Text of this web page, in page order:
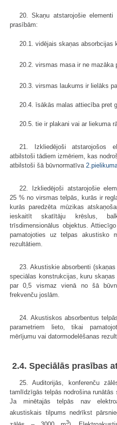
20. Skaņu atstarojošie
prasībām:
20.1. vidējais skaņas absorbcijas
20.2. virsmas masa ir ne mazāka
20.3. virsmas laukums ir lielāks
20.4. īsākās malas attiecība pret
20.5. tie ir plakani vai ar liekuma
21. Izkliedējoši atstarojošos
atbilstoši tādiem izmēriem, kas
atbilstoši šā būvnormatīva
22. Izkliedējoši atstarojošie
25 % no virsmas telpās, kurās ir
kurās paredzēta mūzikas
ieskaitīt skatītāju krēslus,
trīsdimensionālus objektus.
pamatojoties uz telpas akustisko
rezultātiem.
23. Akustiskie absorbenti
speciālas konstrukcijas, kuru
par 0,5 vismaz vienā no šā
frekvenču joslām.
24. Akustiskos absorbentus
parametriem lieto, tikai
mērījumu vai datormodelēšanas
2.4. Speciālās prasības
25. Auditorijās, konferenču
tamlīdzīgās telpās nodrošina runātās
Ja minētajās telpās nav
akustiskais tilpums nedrīkst
3